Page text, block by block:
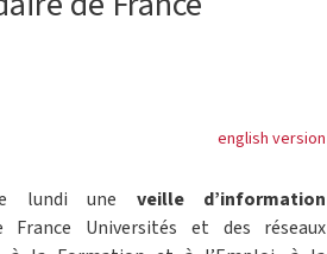
english version
lundi une veille d’information
Universités et des réseaux